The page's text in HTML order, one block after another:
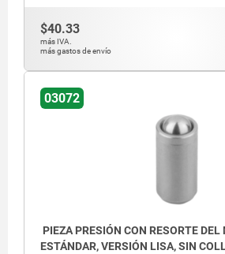
$40.33
más IVA.
más gastos de envío
03072
PIEZA PRESIÓN CON RESORTE DEL
ESTÁNDAR, VERSIÓN LISA, SIN